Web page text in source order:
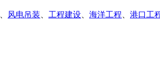
、 风电吊装、 工程建设、 海洋工程、 港口工